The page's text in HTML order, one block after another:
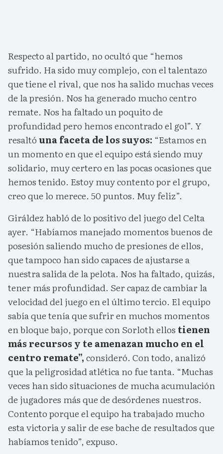
Respecto al partido, no ocultó que “hemos
sufrido. Ha sido muy complejo, con el talentazo
que tiene el rival, que nos ha salido muchas veces
de la presión. Nos ha generado mucho centro
remate. Nos ha faltado un poquito de
profundidad pero hemos encontrado el gol”. Y
resaltóuna faceta de los suyos: “Estamos en
un momento en que el equipo está siendo muy
solidario, muy certero en las pocas ocasiones que
hemos tenido. Estoy muy contento por el grupo,
creo que lo merece. 50 puntos. Muy feliz”.
Giráldez habló de lo positivo del juego del Celta
ayer. “Habíamos manejado momentos buenos de
posesión saliendo mucho de presiones de ellos,
que tampoco han sido capaces de ajustarse a
nuestra salida de la pelota. Nos ha faltado, quizás,
tener más profundidad. Ser capaz de cambiar la
velocidad del juego en el último tercio. El equipo
sabía que tenía que sufrir en muchos momentos
en bloque bajo, porque con Sorloth ellos tienen
más recursos y te amenazan mucho en el
centro remate”,consideró. Con todo, analizó
que la peligrosidad atlética no fue tanta. “Muchas
veces han sido situaciones de mucha acumulación
de jugadores más que de desórdenes nuestros.
Contento porque el equipo ha trabajado mucho
esta victoria y salir de ese bache de resultados que
habíamos tenido”, expuso.